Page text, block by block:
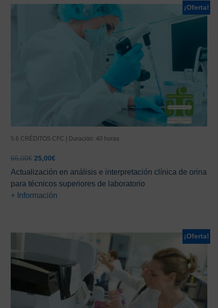
¡Oferta!
5.6 CRÉDITOS CFC | Duración: 40 horas
66,00€ El
precio
original
era:
66,00€.
25,00€El
actual
es:
25,00€.
Actualización en análisis e interpretación clínica de orina
para técnicos superiores de laboratorio
+ Información
¡Oferta!